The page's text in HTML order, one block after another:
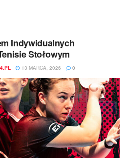
Indywidualnych
Stołowym
13 MARCA, 2026 0